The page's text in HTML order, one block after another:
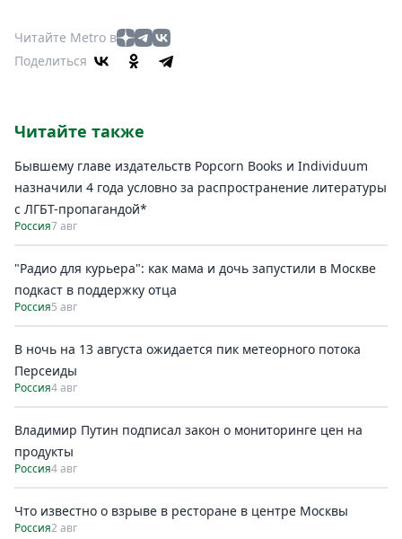
Читайте Metro в
Поделиться
Читайте также
Бывшему главе издательств Popcorn Books и Individuum
назначили 4 года условно за распространение литературы
с ЛГБТ-пропагандой*
Россия7 авг
"Радио для курьера": как мама и дочь запустили в Москве
подкаст в поддержку отца
Россия5 авг
В ночь на 13 августа ожидается пик метеорного потока
Персеиды
Россия4 авг
Владимир Путин подписал закон о мониторинге цен на
продукты
Россия4 авг
Что известно о взрыве в ресторане в центре Москвы
Россия2 авг